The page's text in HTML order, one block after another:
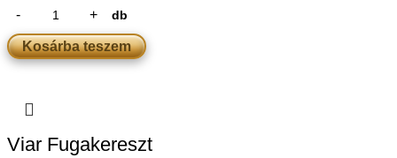
db
Kosárba teszem
Viar Fugakereszt